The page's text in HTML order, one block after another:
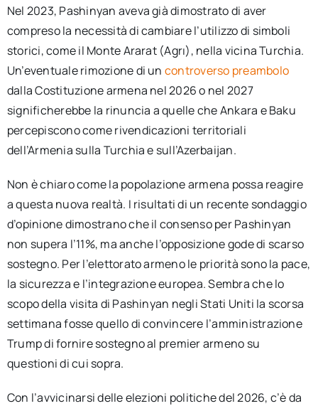
Nel 2023, Pashinyan aveva già dimostrato di aver
compreso la necessità di cambiare l’utilizzo di simboli
storici, come il Monte Ararat (Agrı), nella vicina Turchia.
Un’eventuale rimozione di un controverso preambolo
dalla Costituzione armena nel 2026 o nel 2027
significherebbe la rinuncia a quelle che Ankara e Baku
percepiscono come rivendicazioni territoriali
dell’Armenia sulla Turchia e sull’Azerbaijan.
Non è chiaro come la popolazione armena possa reagire
a questa nuova realtà. I risultati di un recente sondaggio
d’opinione dimostrano che il consenso per Pashinyan
non supera l’11%, ma anche l’opposizione gode di scarso
sostegno. Per l’elettorato armeno le priorità sono la pace,
la sicurezza e l’integrazione europea. Sembra che lo
scopo della visita di Pashinyan negli Stati Uniti la scorsa
settimana fosse quello di convincere l’amministrazione
Trump di fornire sostegno al premier armeno su
questioni di cui sopra.
Con l’avvicinarsi delle elezioni politiche del 2026, c’è da